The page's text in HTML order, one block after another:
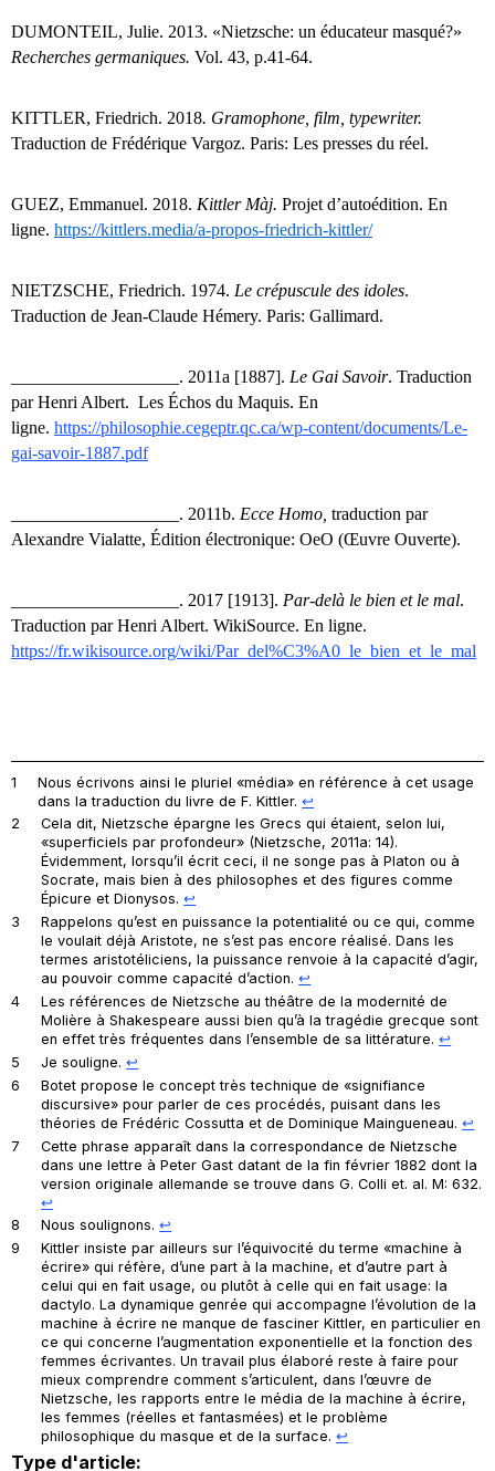
DUMONTEIL, Julie. 2013. «Nietzsche: un éducateur masqué?»
Recherches germaniques. Vol. 43, p.41-64.
KITTLER, Friedrich. 2018. Gramophone, film, typewriter.
Traduction de Frédérique Vargoz. Paris: Les presses du réel.
GUEZ, Emmanuel. 2018. Kittler Màj. Projet d’autoédition. En
ligne. https://kittlers.media/a-propos-friedrich-kittler/
NIETZSCHE, Friedrich. 1974. Le crépuscule des idoles.
Traduction de Jean-Claude Hémery. Paris: Gallimard.
___________________. 2011a [1887]. Le Gai Savoir. Traduction
par Henri Albert. Les Échos du Maquis. En
ligne. https://philosophie.cegeptr.qc.ca/wp-content/documents/Le-
gai-savoir-1887.pdf
___________________. 2011b. Ecce Homo, traduction par
Alexandre Vialatte, Édition électronique: OeO (Œuvre Ouverte).
___________________. 2017 [1913]. Par-delà le bien et le mal.
Traduction par Henri Albert. WikiSource. En ligne.
https://fr.wikisource.org/wiki/Par_del%C3%A0_le_bien_et_le_mal
1
Nous écrivons ainsi le pluriel «média» en référence à cet usage
dans la traduction du livre de F. Kittler.↩︎
2
Cela dit, Nietzsche épargne les Grecs qui étaient, selon lui,
«superficiels par profondeur» (Nietzsche, 2011a: 14).
Évidemment, lorsqu’il écrit ceci, il ne songe pas à Platon ou à
Socrate, mais bien à des philosophes et des figures comme
Épicure et Dionysos.↩︎
3
Rappelons qu’est en puissance la potentialité ou ce qui, comme
le voulait déjà Aristote, ne s’est pas encore réalisé. Dans les
termes aristotéliciens, la puissance renvoie à la capacité d’agir,
au pouvoir comme capacité d’action.↩︎
4
Les références de Nietzsche au théâtre de la modernité de
Molière à Shakespeare aussi bien qu’à la tragédie grecque sont
en effet très fréquentes dans l’ensemble de sa littérature.↩︎
5
Je souligne.↩︎
6
Botet propose le concept très technique de «signifiance
discursive» pour parler de ces procédés, puisant dans les
théories de Frédéric Cossutta et de Dominique Maingueneau.↩︎
7
Cette phrase apparaît dans la correspondance de Nietzsche
dans une lettre à Peter Gast datant de la fin février 1882 dont la
version originale allemande se trouve dans G. Colli et. al. M: 632.
↩︎
8
Nous soulignons.↩︎
9
Kittler insiste par ailleurs sur l’équivocité du terme «machine à
écrire» qui réfère, d’une part à la machine, et d’autre part à
celui qui en fait usage, ou plutôt àcelle qui en fait usage: la
dactylo. La dynamique genrée qui accompagne l’évolution de la
machine à écrire ne manque de fasciner Kittler, en particulier en
ce qui concerne l’augmentation exponentielle et la fonction des
femmes écrivantes. Un travail plus élaboré reste à faire pour
mieux comprendre comment s’articulent, dans l’œuvre de
Nietzsche, les rapports entre le média de la machine à écrire,
les femmes (réelles et fantasmées) et le problème
philosophique du masque et de la surface.↩︎
Type d'article: